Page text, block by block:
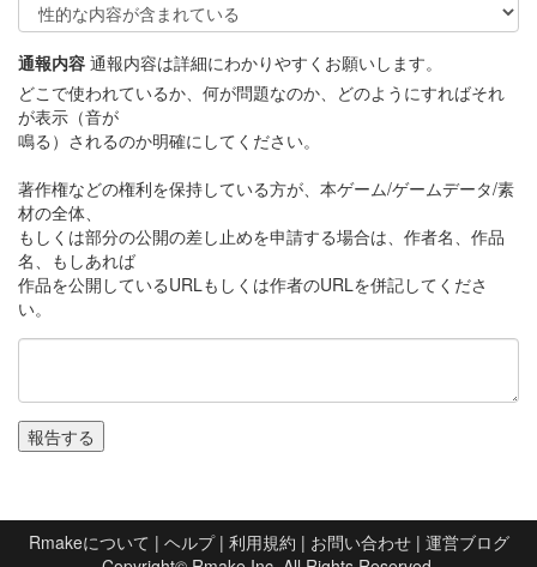
通報内容 通報内容は詳細にわかりやすくお願いします。
どこで使われているか、何が問題なのか、どのようにすればそれ
が表示（音が
鳴る）されるのか明確にしてください。
著作権などの権利を保持している方が、本ゲーム/ゲームデータ/素
材の全体、
もしくは部分の公開の差し止めを申請する場合は、作者名、作品
名、もしあれば
作品を公開しているURLもしくは作者のURLを併記してくださ
い。
Rmakeについて | ヘルプ| 利用規約 | お問い合わせ| 運営ブログ